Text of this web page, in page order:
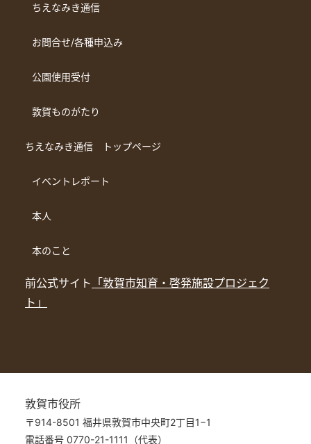
ちえなみき通信
お問合せ/各種申込み
公園使用受付
敦賀ものがたり
ちえなみき通信 トップページ
イベントレポート
本人
本のこと
前公式サイト 「敦賀市知育・啓発施設プロジェク
ト」
敦賀市役所
〒914-8501 福井県敦賀市中央町2丁目1−1
電話番号 0770-21-1111（代表）